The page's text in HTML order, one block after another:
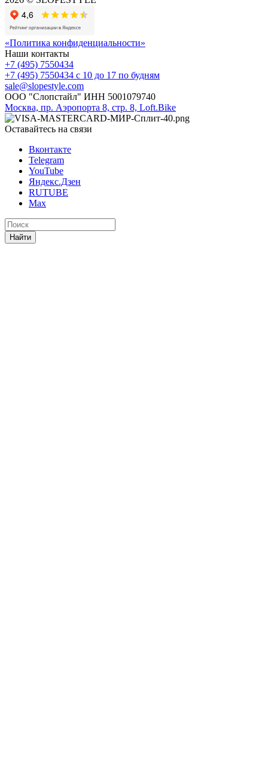
«Политика конфиденциальности»
Наши контакты
+7 (495) 7550434
+7 (495) 7550434 с 10 до 17 по будням
sale@slopestyle.com
ООО "Слопстайл" ИНН 5001079740
Москва, пр. Аэропорта 8, стр. 8, Loft.Bike
Оставайтесь на связи
Вконтакте
Telegram
YouTube
Яндекс.Дзен
RUTUBE
Max
Найти